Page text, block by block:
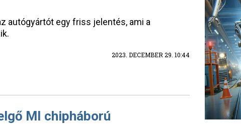
autógyártót egy friss jelentés, ami a
2023. DECEMBER 29. 10:44
MI chipháború